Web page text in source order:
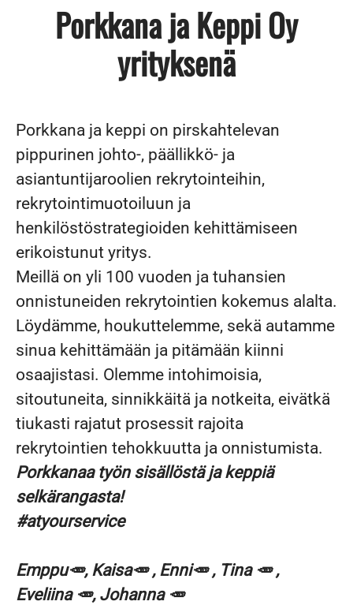
Porkkana ja Keppi Oy
yrityksenä
Porkkana ja keppi on pirskahtelevan
pippurinen johto-, päällikkö- ja
asiantuntijaroolien rekrytointeihin,
rekrytointimuotoiluun ja
henkilöstöstrategioiden kehittämiseen
erikoistunut yritys.
Meillä on yli 100 vuoden ja tuhansien
onnistuneiden rekrytointien kokemus alalta.
Löydämme, houkuttelemme, sekä autamme
sinua kehittämään ja pitämään kiinni
osaajistasi. Olemme intohimoisia,
sitoutuneita, sinnikkäitä ja notkeita, eivätkä
tiukasti rajatut prosessit rajoita
rekrytointien tehokkuutta ja onnistumista.
Porkkanaa työn sisällöstä ja keppiä
selkärangasta!
#atyourservice
Emppu🥕, Kaisa🥕 , Enni🥕 , Tina 🥕 ,
Eveliina 🥕, Johanna 🥕